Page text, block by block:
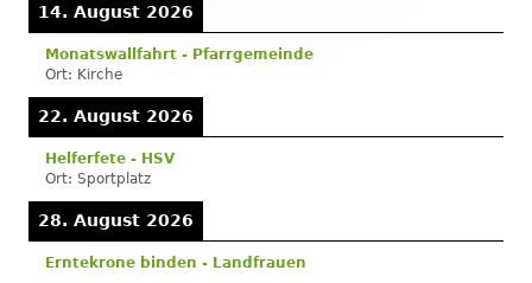
14. August 2026
Monatswallfahrt - Pfarrgemeinde
Ort: Kirche
22. August 2026
Helferfete - HSV
Ort: Sportplatz
28. August 2026
Erntekrone binden - Landfrauen